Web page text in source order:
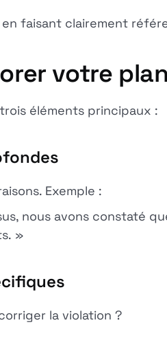
faisant clairement
votre
éléments principaux :
Exemple :
nous avons constaté
»
la violation ?